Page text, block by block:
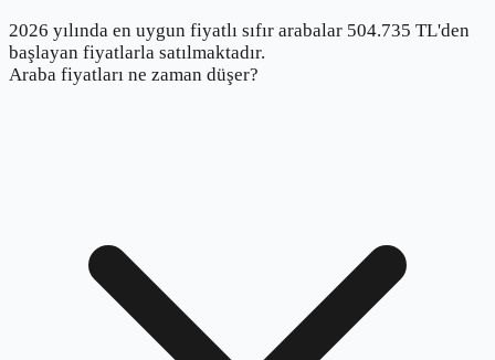
2026 yılında en uygun fiyatlı sıfır arabalar 504.735 TL'den
başlayan fiyatlarla satılmaktadır.
Araba fiyatları ne zaman düşer?